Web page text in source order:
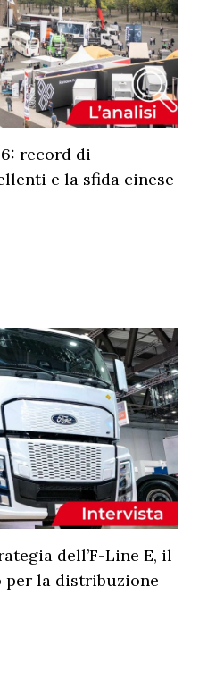
record di
e la sfida cinese
dell’F-Line E, il
la distribuzione